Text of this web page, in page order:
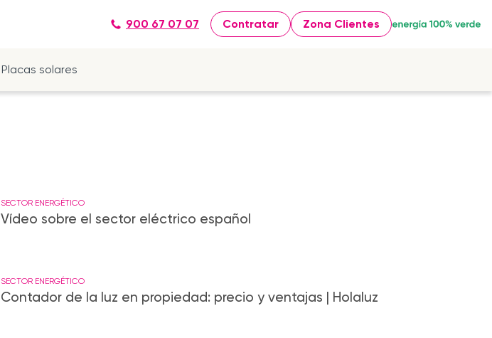
900 67 07 07 Contratar Zona Clientes
Placas solares
SECTOR ENERGÉTICO
Vídeo sobre el sector eléctrico español
SECTOR ENERGÉTICO
Contador de la luz en propiedad: precio y ventajas | Holaluz